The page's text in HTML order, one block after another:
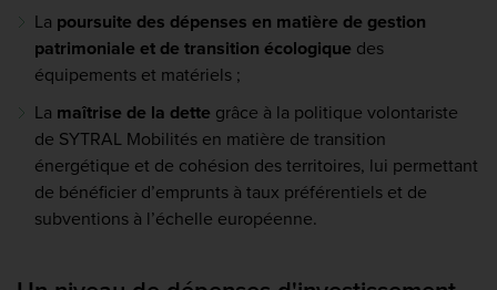
La poursuite des dépenses en matière de gestion
patrimoniale et de transition écologique des
équipements et matériels ;
La maîtrise de la dette grâce à la politique volontariste
de SYTRAL Mobilités en matière de transition
énergétique et de cohésion des territoires, lui permettant
de bénéficier d’emprunts à taux préférentiels et de
subventions à l’échelle européenne.